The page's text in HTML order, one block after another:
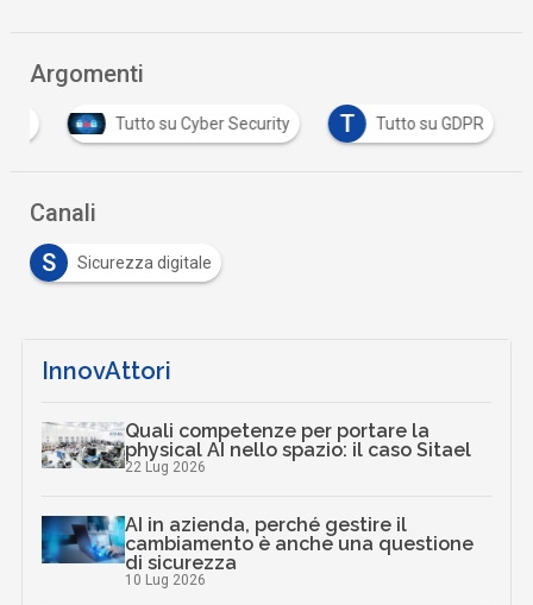
Argomenti
Tutto su Cyber Security T Tutto su GDPR
Canali
S
Sicurezza digitale
InnovAttori
Quali competenze per portare la
physical AI nello spazio: il caso Sitael
22 Lug 2026
AI in azienda, perché gestire il
cambiamento è anche una questione
di sicurezza
10 Lug 2026